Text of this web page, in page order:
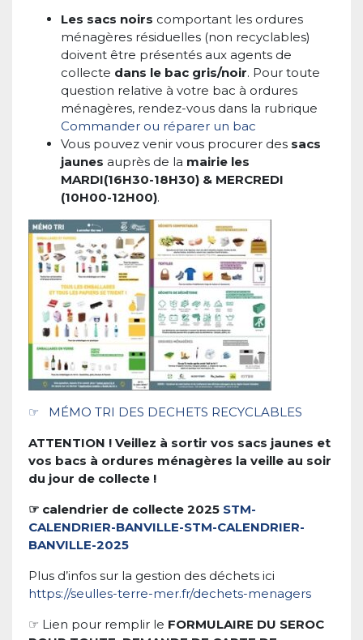
Les sacs noirs comportant les ordures
ménagères résiduelles (non recyclables)
doivent être présentés aux agents de
collecte dans le bac gris/noir. Pour toute
question relative à votre bac à ordures
ménagères, rendez-vous dans la rubrique
Commander ou réparer un bac
Vous pouvez venir vous procurer des sacs
jaunes auprès de la mairie les
MARDI(16H30-18H30) & MERCREDI
(10H00-12H00).
☞ MÉMO TRI DES DECHETS RECYCLABLES
ATTENTION ! Veillez à sortir vos sacs jaunes et
vos bacs à ordures ménagères la veille au soir
du jour de collecte !
☞ calendrier de collecte 2025 STM-
CALENDRIER-BANVILLE-STM-CALENDRIER-
BANVILLE-2025
Plus d’infos sur la gestion des déchets ici
https://seulles-terre-mer.fr/dechets-menagers
☞ Lien pour remplir le FORMULAIRE DU SEROC